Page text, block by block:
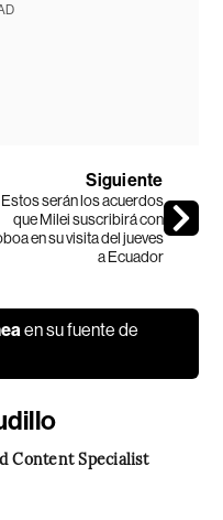
Siguiente
Estos serán los acuerdos
que Milei suscribirá con
en su visita del jueves
a Ecuador
en su fuente de
Content Specialist